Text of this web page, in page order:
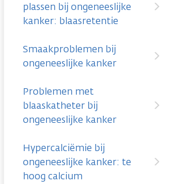
plassen bij ongeneeslijke
kanker: blaasretentie
Smaakproblemen bij
ongeneeslijke kanker
Problemen met
blaaskatheter bij
ongeneeslijke kanker
Hypercalciëmie bij
ongeneeslijke kanker: te
hoog calcium